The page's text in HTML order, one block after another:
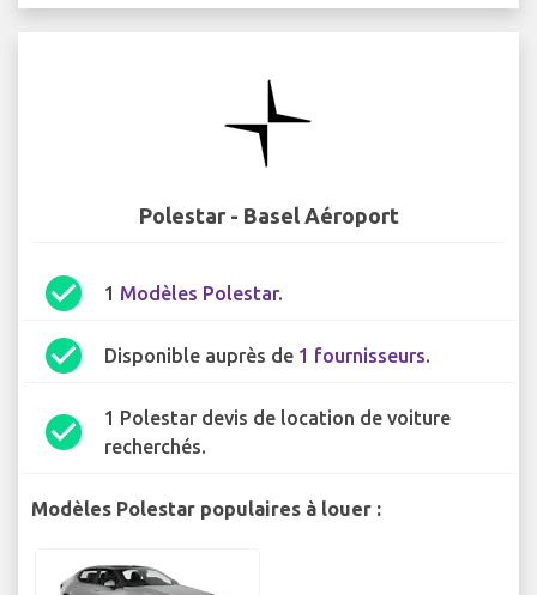
Polestar - Basel Aéroport
check_circle 1 Modèles Polestar.
check_circle Disponible auprès de 1 fournisseurs.
check_circle
1 Polestar devis de location de voiture
recherchés.
Modèles Polestar populaires à louer :